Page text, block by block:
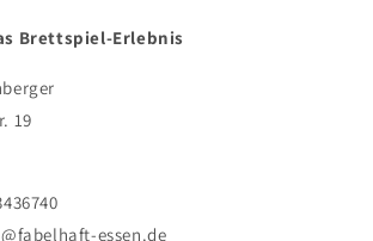
Brettspiel-Erlebnis
19
essen.de